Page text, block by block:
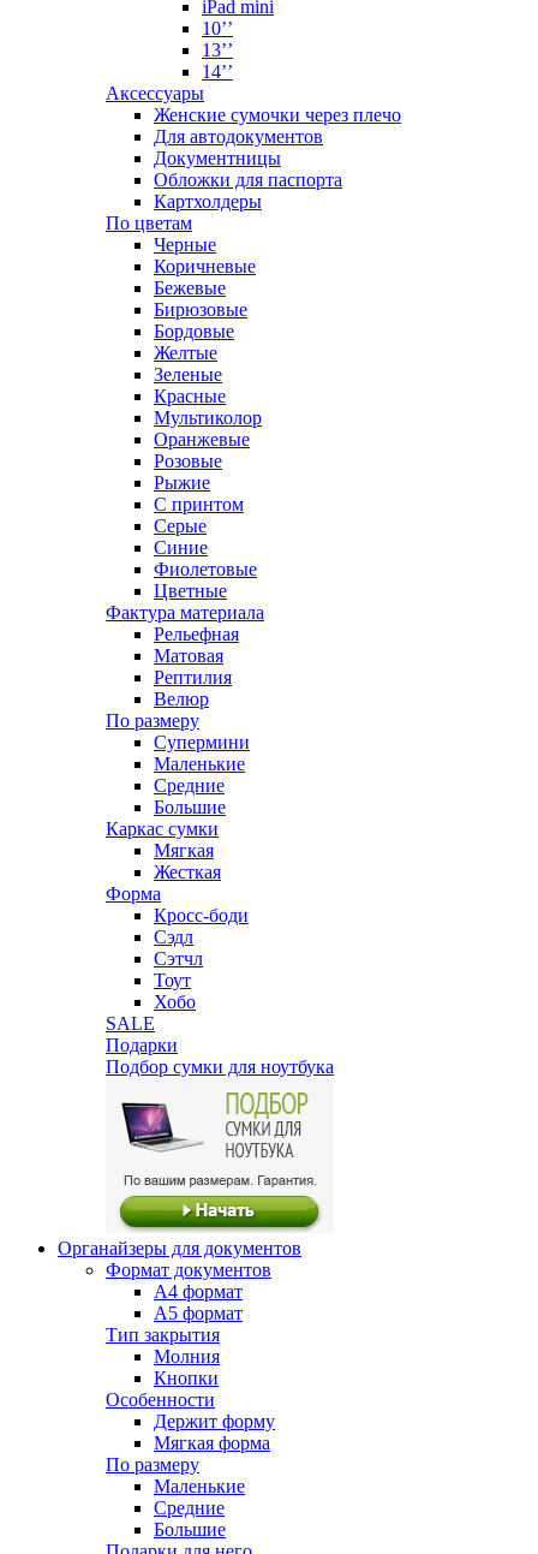
iPad mini
10’’
13’’
14’’
Аксессуары
Женские сумочки через плечо
Для автодокументов
Документницы
Обложки для паспорта
Картхолдеры
По цветам
Черные
Коричневые
Бежевые
Бирюзовые
Бордовые
Желтые
Зеленые
Красные
Мультиколор
Оранжевые
Розовые
Рыжие
С принтом
Серые
Синие
Фиолетовые
Цветные
Фактура материала
Рельефная
Матовая
Рептилия
Велюр
По размеру
Супермини
Маленькие
Средние
Большие
Каркас сумки
Мягкая
Жесткая
Форма
Кросс-боди
Сэдл
Сэтчл
Тоут
Хобо
SALE
Подарки
Подбор сумки для ноутбука
Органайзеры для документов
Формат документов
А4 формат
А5 формат
Тип закрытия
Молния
Кнопки
Особенности
Держит форму
Мягкая форма
По размеру
Маленькие
Средние
Большие